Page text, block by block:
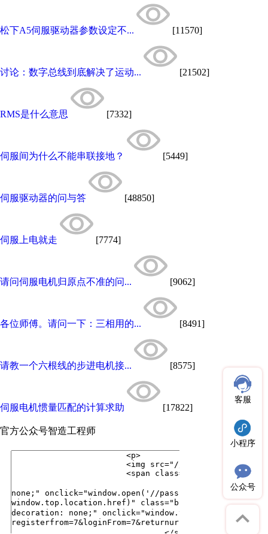
松下A5伺服驱动器参数设定不... [11570]
讨论：数字总线到底解决了运动... [21502]
RMS是什么意思 [7332]
伺服间为什么不能串联接地？ [5449]
伺服驱动器的问与答 [48850]
伺服上电就走 [7774]
请问伺服电机归原点不准的问... [9062]
各位师傅。请问一下：三相用的... [8491]
请教一个六根线的步进电机接... [8575]
伺服电机惯量匹配的计算求助 [17822]
官方公众号智造工程师
客服
小程序
公众号